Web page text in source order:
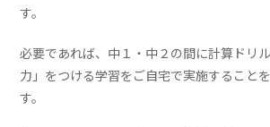
す。
必要であれば、中１・中２の間に計算ドリ
力」をつける学習をご自宅で実施すること
す。